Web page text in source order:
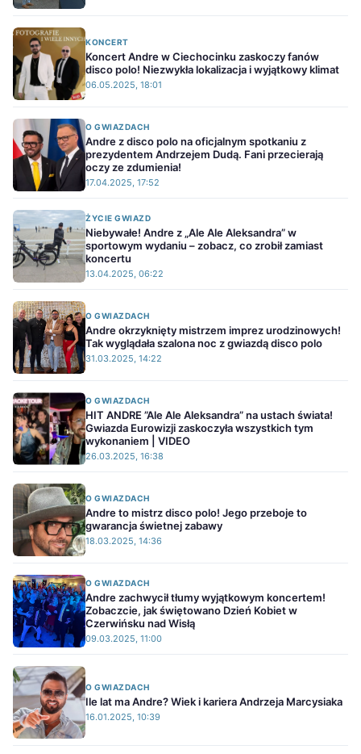
KONCERT
Koncert Andre w Ciechocinku zaskoczy fanów
disco polo! Niezwykła lokalizacja i wyjątkowy klimat
06.05.2025, 18:01
O GWIAZDACH
Andre z disco polo na oficjalnym spotkaniu z
prezydentem Andrzejem Dudą. Fani przecierają
oczy ze zdumienia!
17.04.2025, 17:52
ŻYCIE GWIAZD
Niebywałe! Andre z „Ale Ale Aleksandra” w
sportowym wydaniu – zobacz, co zrobił zamiast
koncertu
13.04.2025, 06:22
O GWIAZDACH
Andre okrzyknięty mistrzem imprez urodzinowych!
Tak wyglądała szalona noc z gwiazdą disco polo
31.03.2025, 14:22
O GWIAZDACH
HIT ANDRE ”Ale Ale Aleksandra” na ustach świata!
Gwiazda Eurowizji zaskoczyła wszystkich tym
wykonaniem | VIDEO
26.03.2025, 16:38
O GWIAZDACH
Andre to mistrz disco polo! Jego przeboje to
gwarancja świetnej zabawy
18.03.2025, 14:36
O GWIAZDACH
Andre zachwycił tłumy wyjątkowym koncertem!
Zobaczcie, jak świętowano Dzień Kobiet w
Czerwińsku nad Wisłą
09.03.2025, 11:00
O GWIAZDACH
Ile lat ma Andre? Wiek i kariera Andrzeja Marcysiaka
16.01.2025, 10:39